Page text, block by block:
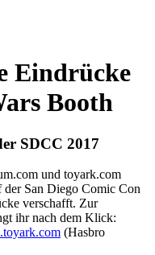
Eindrücke
Booth
SDCC 2017
und toyark.com
der San Diego Comic Con
verschafft. Zur
ihr nach dem Klick:
(Hasbro